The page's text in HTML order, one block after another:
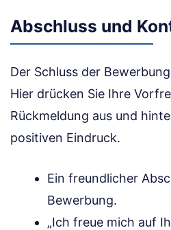
Abschluss und
Der Schluss der
Hier drücken Sie Ihre
Rückmeldung aus und
positiven Eindruck.
Ein freundlicher
Bewerbung.
„Ich freue mich auf